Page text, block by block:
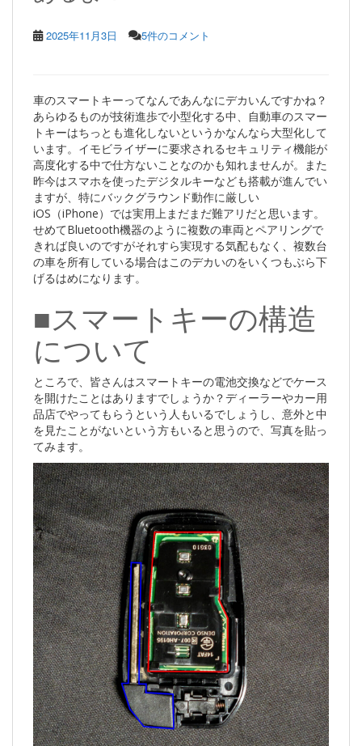
2025年11月3日 5件のコメント
車のスマートキーってなんであんなにデカいんですかね？
あらゆるものが技術進歩で小型化する中、自動車のスマー
トキーはちっとも進化しないというかなんなら大型化して
います。イモビライザーに要求されるセキュリティ機能が
高度化する中で仕方ないことなのかも知れませんが。また
昨今はスマホを使ったデジタルキーなども搭載が進んでい
ますが、特にバックグラウンド動作に厳しい
iOS（iPhone）では実用上まだまだ難アリだと思います。
せめてBluetooth機器のように複数の車両とペアリングで
きれば良いのですがそれすら実現する気配もなく、複数台
の車を所有している場合はこのデカいのをいくつもぶら下
げるはめになります。
■スマートキーの構造
について
ところで、皆さんはスマートキーの電池交換などでケース
を開けたことはありますでしょうか？ディーラーやカー用
品店でやってもらうという人もいるでしょうし、意外と中
を見たことがないという方もいると思うので、写真を貼っ
てみます。